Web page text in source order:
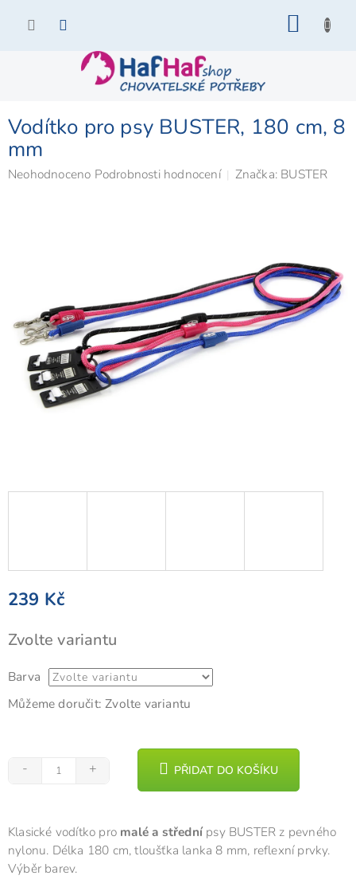
Vodítko pro psy BUSTER, 180 cm, 8
mm
Průměrné
Neohodnoceno Podrobnosti hodnocení Značka: BUSTER
239 Kč
cena:
Zvolte variantu
Barva
Můžeme doručit: Zvolte variantu
PŘIDAT DO KOŠÍKU
Klasické vodítko pro malé a střednípsy BUSTER z pevného
nylonu. Délka 180 cm, tloušťka lanka 8 mm, reflexní prvky.
Výběr barev.